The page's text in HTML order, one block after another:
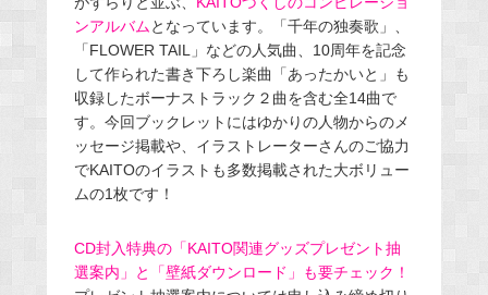
ンアルバムとなっています。「千年の独奏歌」、
「FLOWER TAIL」などの人気曲、10周年を記念
して作られた書き下ろし楽曲「あったかいと」も
収録したボーナストラック２曲を含む全14曲で
す。今回ブックレットにはゆかりの人物からのメ
ッセージ掲載や、イラストレーターさんのご協力
でKAITOのイラストも多数掲載された大ボリュー
ムの1枚です！
CD封入特典の「KAITO関連グッズプレゼント抽
選案内」と「壁紙ダウンロード」も要チェック！